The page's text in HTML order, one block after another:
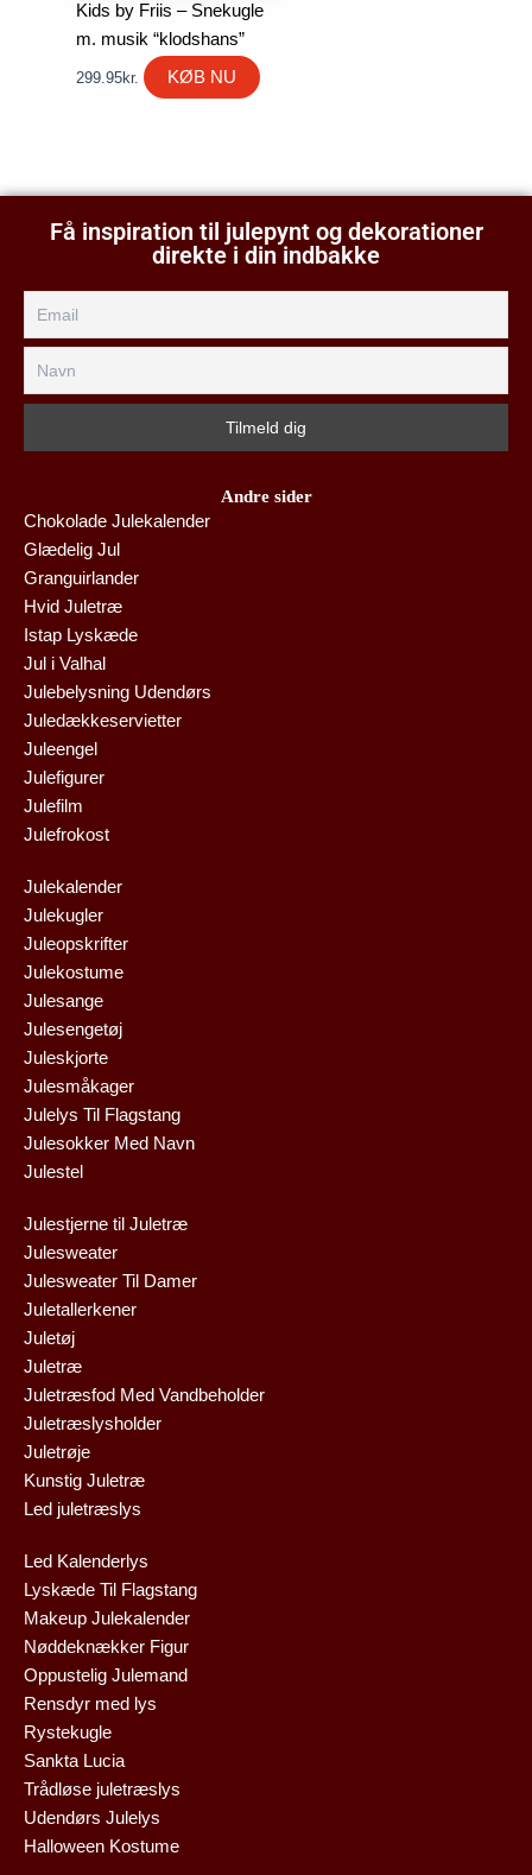
Kids by Friis – Snekugle
m. musik “klodshans”
299.95kr. KØB NU
Få inspiration til julepynt og dekorationer
direkte i din indbakke
Andre sider
Chokolade Julekalender
Glædelig Jul
Granguirlander
Hvid Juletræ
Istap Lyskæde
Jul i Valhal
Julebelysning Udendørs
Juledækkeservietter
Juleengel
Julefigurer
Julefilm
Julefrokost
Julekalender
Julekugler
Juleopskrifter
Julekostume
Julesange
Julesengetøj
Juleskjorte
Julesmåkager
Julelys Til Flagstang
Julesokker Med Navn
Julestel
Julestjerne til Juletræ
Julesweater
Julesweater Til Damer
Juletallerkener
Juletøj
Juletræ
Juletræsfod Med Vandbeholder
Juletræslysholder
Juletrøje
Kunstig Juletræ
Led juletræslys
Led Kalenderlys
Lyskæde Til Flagstang
Makeup Julekalender
Nøddeknækker Figur
Oppustelig Julemand
Rensdyr med lys
Rystekugle
Sankta Lucia
Trådløse juletræslys
Udendørs Julelys
Halloween Kostume